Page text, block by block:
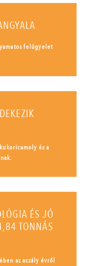
felügyelet
és a
ÉS JÓ
TONNÁS
az aszály évről